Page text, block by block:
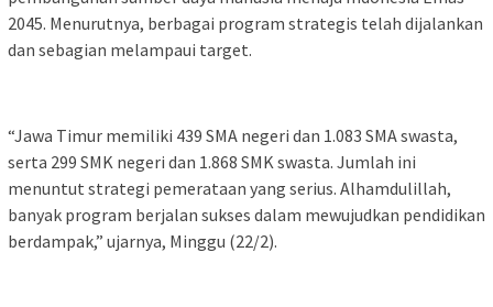
2045. Menurutnya, berbagai program strategis telah dijalankan
dan sebagian melampaui target.
“Jawa Timur memiliki 439 SMA negeri dan 1.083 SMA swasta,
serta 299 SMK negeri dan 1.868 SMK swasta. Jumlah ini
menuntut strategi pemerataan yang serius. Alhamdulillah,
banyak program berjalan sukses dalam mewujudkan pendidikan
berdampak,” ujarnya, Minggu (22/2).